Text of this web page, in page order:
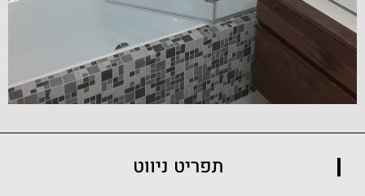
תפריט ניווט